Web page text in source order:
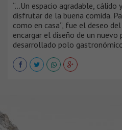
“…Un espacio agradable, cálido
disfrutar de la buena comida.
como en casa”, fue el deseo
encargar el diseño de un
desarrollado polo